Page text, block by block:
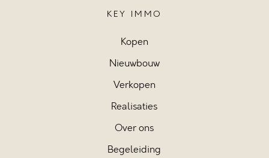
KEY IMMO
Kopen
Nieuwbouw
Verkopen
Realisaties
Over ons
Begeleiding